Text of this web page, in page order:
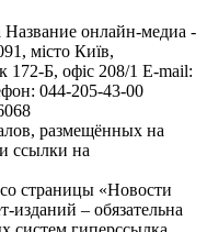
онлайн-медиа -
місто Київ,
Б, офіс 208/1 E-mail:
044-205-43-00
размещённых на
ссылки на
страницы «Новости
– обязательна